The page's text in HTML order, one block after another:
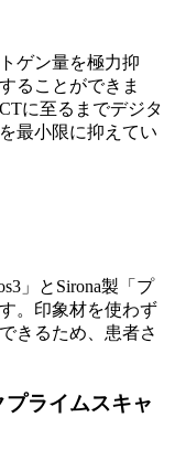
ゲン量を極力抑
ることができま
に至るまでデジタ
最小限に抑えてい
」とSirona製「プ
。印象材を使わず
きるため、患者さ
ライムスキャ